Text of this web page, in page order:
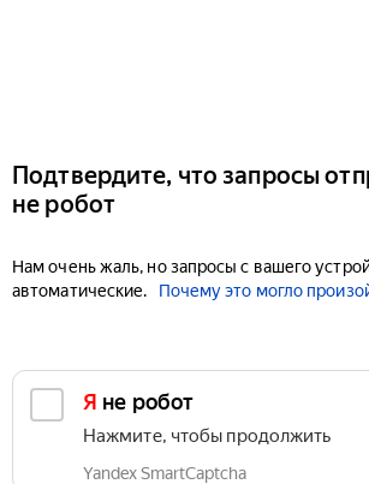
Подтвердите, что запросы
не робот
Нам очень жаль, но запросы с вашего
автоматические.
Почему это могло
Я не робот
Нажмите, чтобы продолжить
Yandex SmartCaptcha